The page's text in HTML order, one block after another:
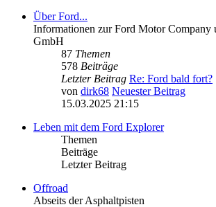
Über Ford...
Informationen zur Ford Motor Company
GmbH
87 Themen
578 Beiträge
Letzter Beitrag Re: Ford bald fort?
von dirk68 Neuester Beitrag
15.03.2025 21:15
Leben mit dem Ford Explorer
Themen
Beiträge
Letzter Beitrag
Offroad
Abseits der Asphaltpisten